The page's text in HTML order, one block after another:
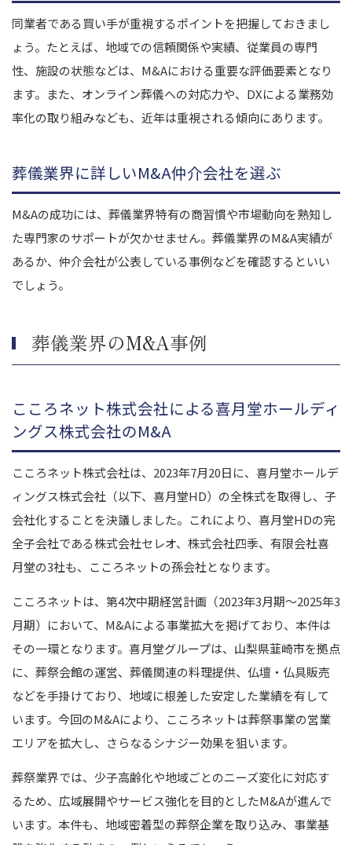
同業者である買い手が重視するポイントを把握しておきまし
ょう。たとえば、地域での信頼関係や実績、従業員の専門
性、施設の状態などは、M&Aにおける重要な評価要素となり
ます。また、オンライン葬儀への対応力や、DXによる業務効
率化の取り組みなども、近年は重視される傾向にあります。
葬儀業界に詳しいM&A仲介会社を選ぶ
M&Aの成功には、葬儀業界特有の商習慣や市場動向を熟知し
た専門家のサポートが欠かせません。葬儀業界のM&A実績が
あるか、仲介会社が公表している事例などを確認するといい
でしょう。
葬儀業界のM&A事例
こころネット株式会社による喜月堂ホールディ
ングス株式会社のM&A
こころネット株式会社は、2023年7月20日に、喜月堂ホールデ
ィングス株式会社（以下、喜月堂HD）の全株式を取得し、子
会社化することを決議しました。これにより、喜月堂HDの完
全子会社である株式会社セレオ、株式会社四季、有限会社喜
月堂の3社も、こころネットの孫会社となります。
こころネットは、第4次中期経営計画（2023年3月期～2025年3
月期）において、M&Aによる事業拡大を掲げており、本件は
その一環となります。喜月堂グループは、山梨県韮崎市を拠点
に、葬祭会館の運営、葬儀関連の料理提供、仏壇・仏具販売
などを手掛けており、地域に根差した安定した業績を有して
います。今回のM&Aにより、こころネットは葬祭事業の営業
エリアを拡大し、さらなるシナジー効果を狙います。
葬祭業界では、少子高齢化や地域ごとのニーズ変化に対応す
るため、広域展開やサービス強化を目的としたM&Aが進んで
います。本件も、地域密着型の葬祭企業を取り込み、事業基